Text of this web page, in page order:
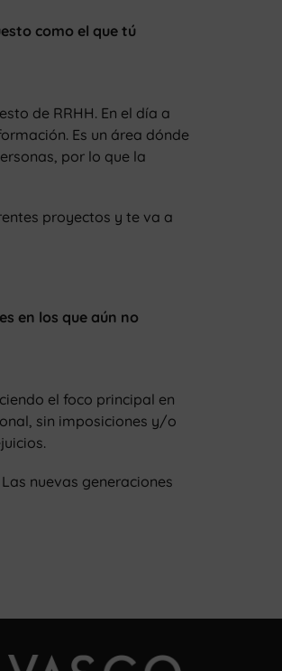
como el que tú
de RRHH. En el día a
Es un área dónde
por lo que la
proyectos y te va a
en los que aún no
el foco principal en
sin imposiciones y/o
nuevas generaciones